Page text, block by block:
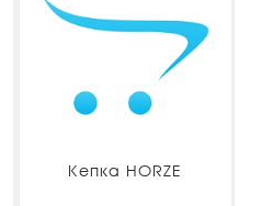
Кепка HORZE